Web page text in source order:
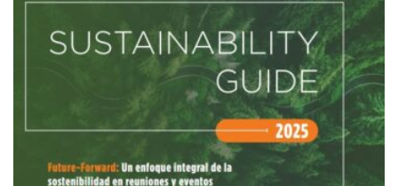
colaboradores directos de Xcaret, sino que también
contribuye al desarrollo de una sociedad más consciente
e inclusiva. Xcaret al liderar con el ejemplo, puede inspirar
a otros en la industria MICE y turística a adoptar este tipo